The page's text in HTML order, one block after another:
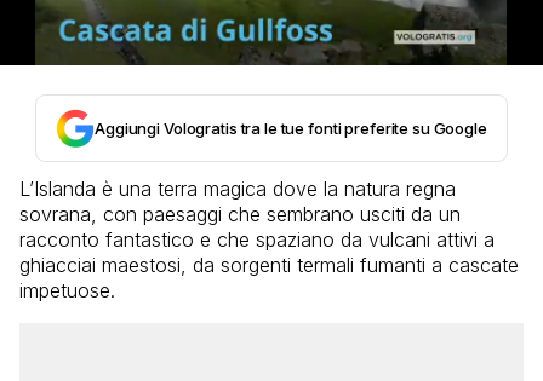
Aggiungi Vologratis tra le tue fonti preferite su Google
L’Islanda è una terra magica dove la natura regna
sovrana, con paesaggi che sembrano usciti da un
racconto fantastico e che spaziano da vulcani attivi a
ghiacciai maestosi, da sorgenti termali fumanti a cascate
impetuose.